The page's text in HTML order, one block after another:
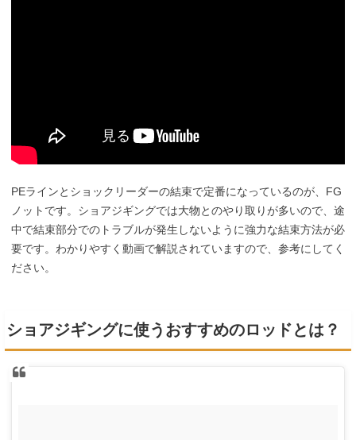
PEラインとショックリーダーの結束で定番になっているのが、FG
ノットです。ショアジギングでは大物とのやり取りが多いので、途
中で結束部分でのトラブルが発生しないように強力な結束方法が必
要です。わかりやすく動画で解説されていますので、参考にしてく
ださい。
ショアジギングに使うおすすめのロッドとは？